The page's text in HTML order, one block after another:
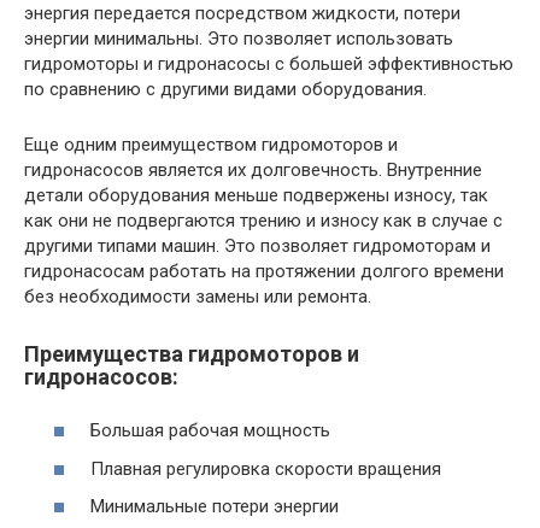
энергия передается посредством жидкости, потери
энергии минимальны. Это позволяет использовать
гидромоторы и гидронасосы с большей эффективностью
по сравнению с другими видами оборудования.
Еще одним преимуществом гидромоторов и
гидронасосов является их долговечность. Внутренние
детали оборудования меньше подвержены износу, так
как они не подвергаются трению и износу как в случае с
другими типами машин. Это позволяет гидромоторам и
гидронасосам работать на протяжении долгого времени
без необходимости замены или ремонта.
Преимущества гидромоторов и
гидронасосов:
Большая рабочая мощность
Плавная регулировка скорости вращения
Минимальные потери энергии